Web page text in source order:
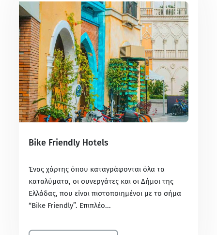
Bike Friendly Hotels
Ένας χάρτης όπου καταγράφονται όλα τα
καταλύματα, οι συνεργάτες και οι Δήμοι της
Ελλάδας, που είναι πιστοποιημένοι με το σήμα
“Bike Friendly”. Επιπλέο...